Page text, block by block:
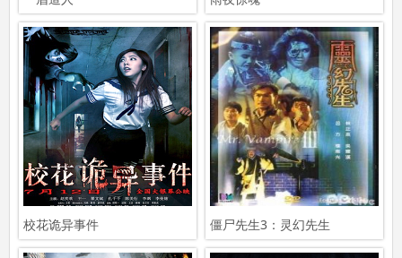
校花诡异事件 僵尸先生3：灵幻先生